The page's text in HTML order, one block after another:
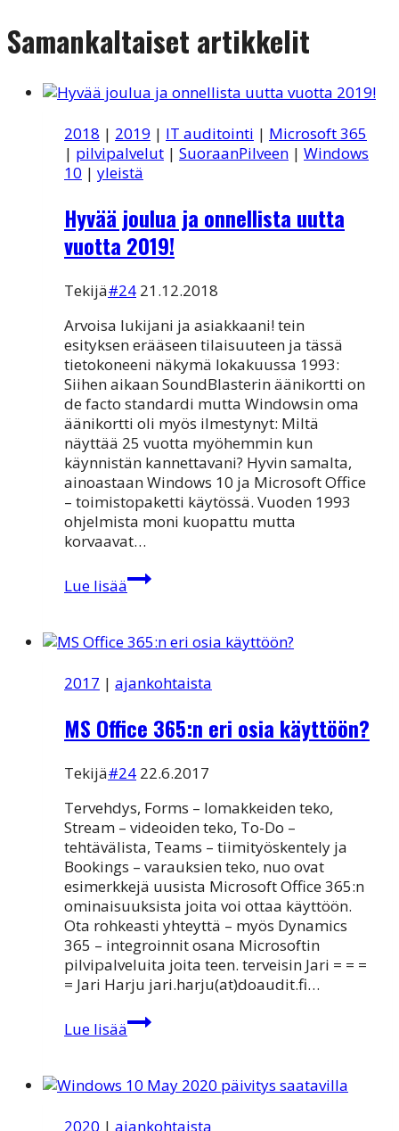
Samankaltaiset artikkelit
2018 | 2019 | IT auditointi | Microsoft 365
| pilvipalvelut | SuoraanPilveen | Windows
10 | yleistä
Hyvää joulua ja onnellista uutta
vuotta 2019!
Tekijä#24 21.12.2018
Arvoisa lukijani ja asiakkaani! tein
esityksen erääseen tilaisuuteen ja tässä
tietokoneeni näkymä lokakuussa 1993:
Siihen aikaan SoundBlasterin äänikortti on
de facto standardi mutta Windowsin oma
äänikortti oli myös ilmestynyt: Miltä
näyttää 25 vuotta myöhemmin kun
käynnistän kannettavani? Hyvin samalta,
ainoastaan Windows 10 ja Microsoft Office
– toimistopaketti käytössä. Vuoden 1993
ohjelmista moni kuopattu mutta
korvaavat…
Lue lisää
Hyvää
joulua
onnellista
uutta
vuotta
2019!
2017 | ajankohtaista
MS Office 365:n eri osia käyttöön?
Tekijä#24 22.6.2017
Tervehdys, Forms – lomakkeiden teko,
Stream – videoiden teko, To-Do –
tehtävälista, Teams – tiimityöskentely ja
Bookings – varauksien teko, nuo ovat
esimerkkejä uusista Microsoft Office 365:n
ominaisuuksista joita voi ottaa käyttöön.
Ota rohkeasti yhteyttä – myös Dynamics
365 – integroinnit osana Microsoftin
pilvipalveluita joita teen. terveisin Jari = = =
= Jari Harju jari.harju(at)doaudit.fi…
Lue lisää
MS
Office
eri
osia
käyttöön?
2020 | ajankohtaista